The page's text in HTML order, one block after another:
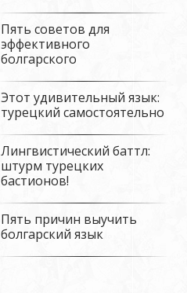
Пять советов для
эффективного
болгарского
Этот удивительный язык:
турецкий самостоятельно
Лингвистический баттл:
штурм турецких
бастионов!
Пять причин выучить
болгарский язык